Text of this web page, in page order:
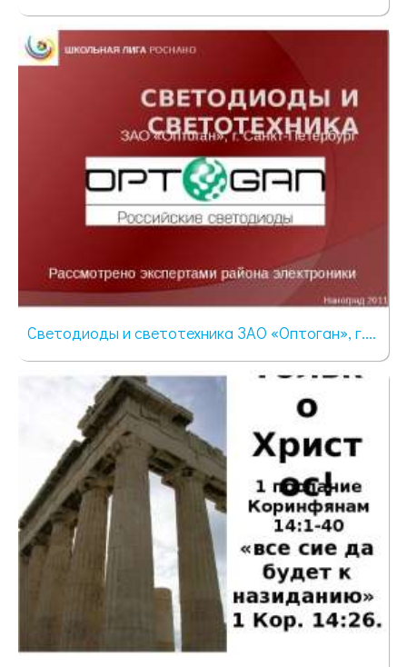
487 просмотров
Светодиоды и светотехника ЗАО «Оптоган», г....
452 просмотра